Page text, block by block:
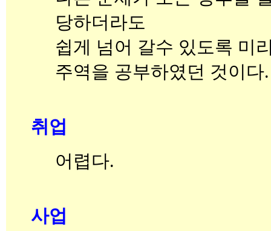
당하더라도
쉽게 넘어 갈수 있도록 미
주역을 공부하였던 것이다.
취업
어렵다.
사업